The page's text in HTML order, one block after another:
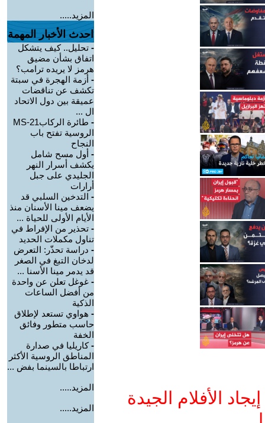
الأفلام الجيدة
المزيد.....
احدث الأخبار المهمة
- تحليل.. كيف يتشكل
اتفاق بشأن مضيق
هرمز لا يريده ترامب؟
- أزمة الهجرة في سبتة
تكشف عن تناقضات
عميقة بين دول الاتحاد
ال ...
-
طائرة الركابMS-21
الروسية تفتح باب
النجاح
- أول مسح شامل
يكشف أسرار النهر
الجليدي على جبل
أرارات
- التدخين السلبي قد
يضعف مينا الأسنان منذ
الأيام الأولى للحياة ...
- تحذير من الإفراط في
تناول مكملات الحديد
- دراسة تحذّر: التعرض
لدخان التبغ في الصغر
قد يدمر مينا الأسنا ...
- غوغل تعلن عن واحدة
من أفضل الساعات
الذكية
- هواوي تستعد لإطلاق
حاسب متطور وفائق
الخفة
-كاريليا في صدارة
المناطق الروسية الأكثر
ارتباطا بالسينما بفض ...
المزيد.....
المزيد.....